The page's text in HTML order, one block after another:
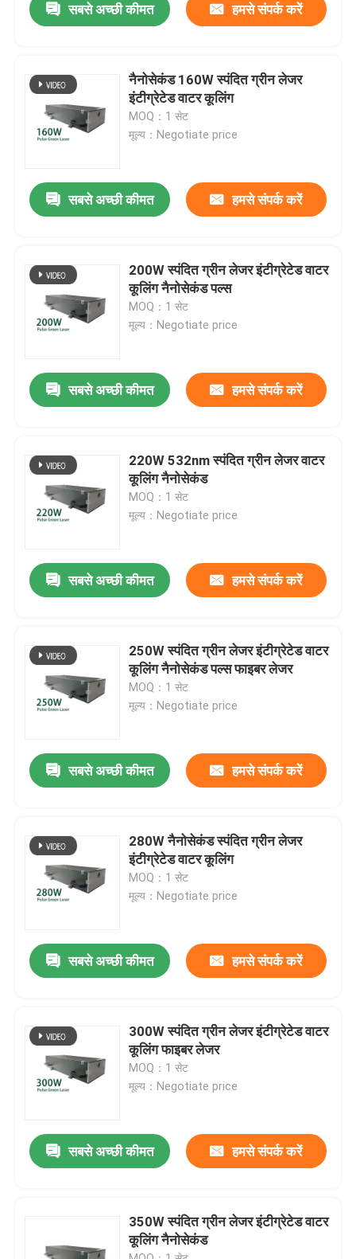
उत्पादों
वीडियो
वीआर शो
कारखाना भ्रमण
संपर्क करें
ग्रीन फाइबर लेजर
सबसे अच्छी कीमत हमसे संपर्क करें
नैनोसेकंड 160W स्पंदित ग्रीन लेजर
इंटीग्रेटेड वाटर कूलिंग
MOQ：1 सेट
मूल्य：Negotiate price
सबसे अच्छी कीमत हमसे संपर्क करें
200W स्पंदित ग्रीन लेजर इंटीग्रेटेड वाटर
कूलिंग नैनोसेकंड पल्स
MOQ：1 सेट
मूल्य：Negotiate price
सबसे अच्छी कीमत हमसे संपर्क करें
220W 532nm स्पंदित ग्रीन लेजर वाटर
कूलिंग नैनोसेकंड
MOQ：1 सेट
मूल्य：Negotiate price
सबसे अच्छी कीमत हमसे संपर्क करें
250W स्पंदित ग्रीन लेजर इंटीग्रेटेड वाटर
कूलिंग नैनोसेकंड पल्स फाइबर लेजर
MOQ：1 सेट
मूल्य：Negotiate price
सबसे अच्छी कीमत हमसे संपर्क करें
280W नैनोसेकंड स्पंदित ग्रीन लेजर
इंटीग्रेटेड वाटर कूलिंग
MOQ：1 सेट
मूल्य：Negotiate price
सबसे अच्छी कीमत हमसे संपर्क करें
300W स्पंदित ग्रीन लेजर इंटीग्रेटेड वाटर
कूलिंग फाइबर लेजर
MOQ：1 सेट
मूल्य：Negotiate price
सबसे अच्छी कीमत हमसे संपर्क करें
350W स्पंदित ग्रीन लेजर इंटीग्रेटेड वाटर
कूलिंग नैनोसेकंड